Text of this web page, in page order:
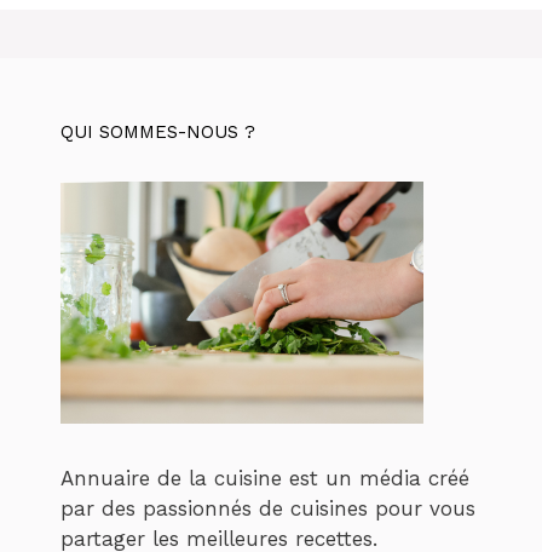
QUI SOMMES-NOUS ?
Annuaire de la cuisine est un média créé
par des passionnés de cuisines pour vous
partager les meilleures recettes.